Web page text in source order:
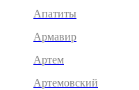
Апатиты
Армавир
Артем
Артемовский